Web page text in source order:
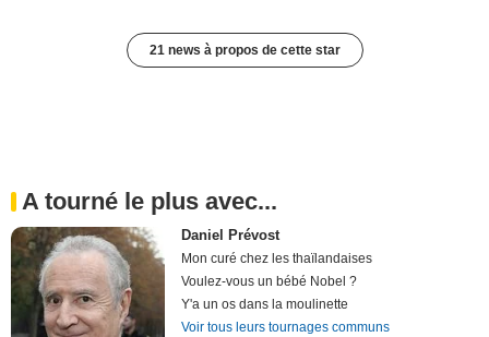
21 news à propos de cette star
A tourné le plus avec...
Daniel Prévost
Mon curé chez les thaïlandaises
Voulez-vous un bébé Nobel ?
Y'a un os dans la moulinette
Voir tous leurs tournages communs